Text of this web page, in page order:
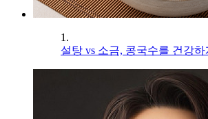
1.
설탕 vs 소금, 콩국수를 건강하